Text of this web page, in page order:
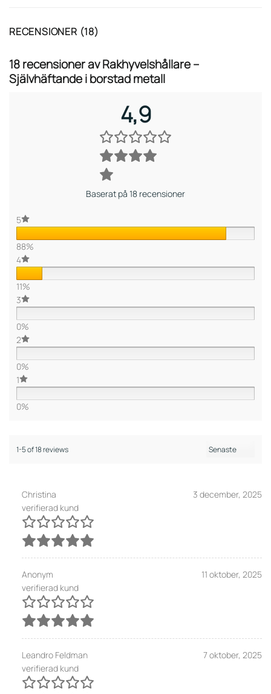
RECENSIONER (18)
18 recensioner avRakhyvelshållare –
Självhäftande i borstad metall
4,9
Baserat på 18 recensioner
5
88%
4
11%
3
0%
2
0%
1
0%
1-5 of 18 reviews
Christina
verifierad kund
3 december, 2025
Anonym
verifierad kund
11 oktober, 2025
Leandro Feldman
verifierad kund
7 oktober, 2025